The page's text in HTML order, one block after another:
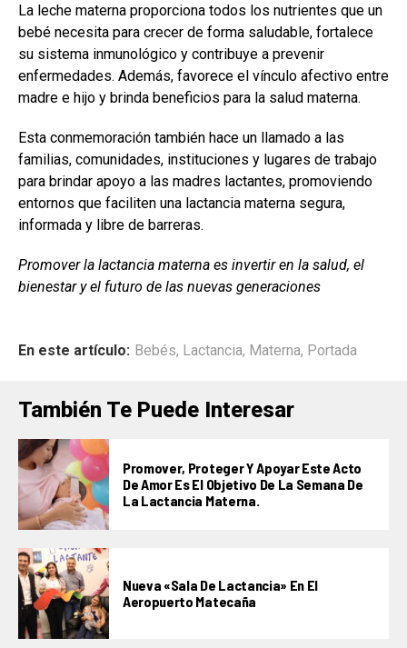
La leche materna proporciona todos los nutrientes que un
bebé necesita para crecer de forma saludable, fortalece
su sistema inmunológico y contribuye a prevenir
enfermedades. Además, favorece el vínculo afectivo entre
madre e hijo y brinda beneficios para la salud materna.
Esta conmemoración también hace un llamado a las
familias, comunidades, instituciones y lugares de trabajo
para brindar apoyo a las madres lactantes, promoviendo
entornos que faciliten una lactancia materna segura,
informada y libre de barreras.
Promover la lactancia materna es invertir en la salud, el
bienestar y el futuro de las nuevas generaciones
En este artículo: Bebés, Lactancia, Materna, Portada
También Te Puede Interesar
Promover, Proteger Y Apoyar Este Acto
De Amor Es El Objetivo De La Semana De
La Lactancia Materna.
Nueva «Sala De Lactancia» En El
Aeropuerto Matecaña